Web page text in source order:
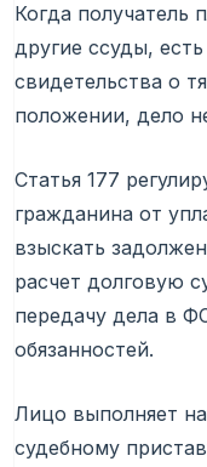
Когда получатель
другие ссуды,
свидетельства о
положении, дело
Статья 177
гражданина от
взыскать
расчет долговую
передачу дела в
обязанностей.
Лицо выполняет
судебному